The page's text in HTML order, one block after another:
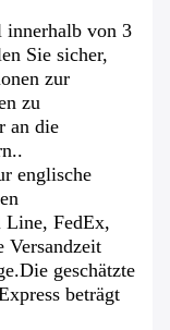
innerhalb von 3
Sie sicher,
zur
zu
an die
englische
Line, FedEx,
Versandzeit
geschätzte
beträgt